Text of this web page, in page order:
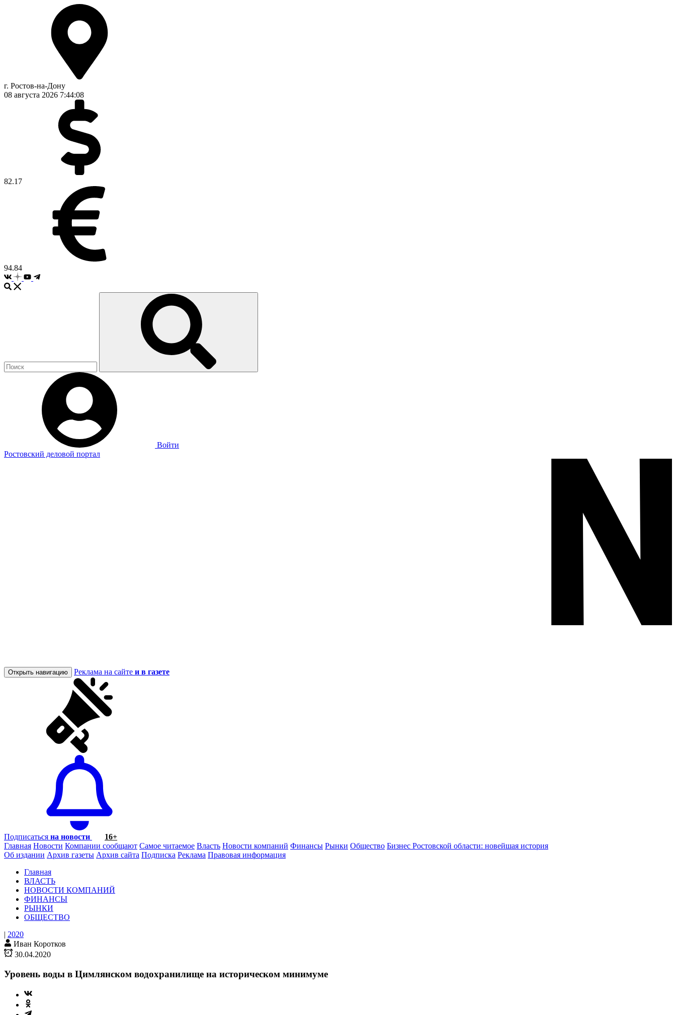
г. Ростов-на-Дону
08 августа 2026 7:44:08
82.17
94.84
Войти
Ростовский деловой портал
Открыть навигацию Реклама на сайте и в газете
Подписаться на новости
16+
Главная Новости Компании сообщают Самое читаемое Власть Новости компаний Финансы Рынки Общество Бизнес Ростовской области: новейшая история
Об издании Архив газеты Архив сайта Подписка Реклама Правовая информация
Главная
ВЛАСТЬ
НОВОСТИ КОМПАНИЙ
ФИНАНСЫ
РЫНКИ
ОБЩЕСТВО
| 2020
Иван Коротков
30.04.2020
Уровень воды в Цимлянском водохранилище на историческом минимуме